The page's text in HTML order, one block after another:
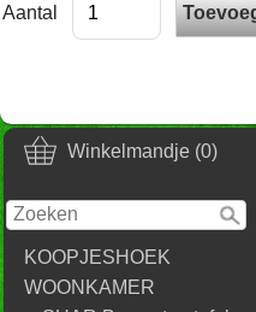
Winkelmandje (0)
KOOPJESHOEK
WOONKAMER
Aantal